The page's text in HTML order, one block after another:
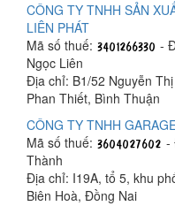
CÔNG TY TNHH SẢN
LIÊN PHÁT
Mã số thuế:
-
Ngọc Liên
Địa chỉ: B1/52 Nguyễn
Phan Thiết, Bình Thuận
CÔNG TY TNHH
Mã số thuế:
-
Thành
Địa chỉ: I19A, tổ 5, khu
Biên Hoà, Đồng Nai